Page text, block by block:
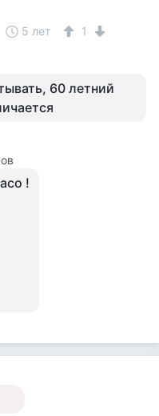
5 лет 1
60 летний
!